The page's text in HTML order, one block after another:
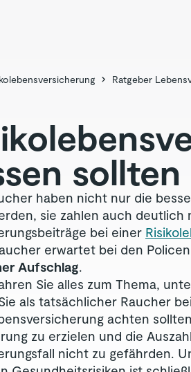
Ratgeber
sollten
haben nicht nur die
sie zahlen auch deutlich
bei einer
erwartet bei den Policen
Aufschlag.
Sie alles zum Thema,
als tatsächlicher Raucher
achten
zu erzielen und die
nicht zu gefährden.